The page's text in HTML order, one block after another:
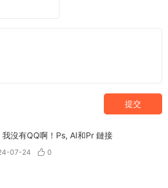
提交
沒有QQ啊！Ps, AI和Pr 鏈接
07-24 0